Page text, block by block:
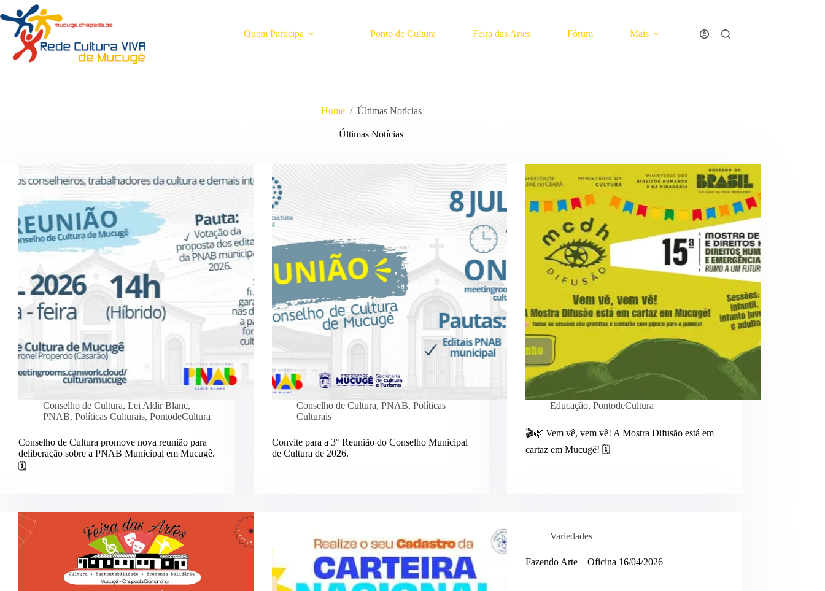
para
conteúdo
Quem Participa Ponto de Cultura Feira das Artes Fórum Mais
Home / Últimas Notícias
Últimas Notícias
Conselho de Cultura, Lei Aldir Blanc,
PNAB, Políticas Culturais, PontodeCultura
Conselho de Cultura promove nova reunião para
deliberação sobre a PNAB Municipal em Mucugê.
🗓
Conselho de Cultura,PNAB,Políticas
Culturais
Convite para a 3° Reunião do Conselho Municipal
de Cultura de 2026.
Educação,PontodeCultura
🎬🌿 Vem vê, vem vê! A Mostra Difusão está em
cartaz em Mucugê! 🗓
Variedades
Fazendo Arte – Oficina 16/04/2026